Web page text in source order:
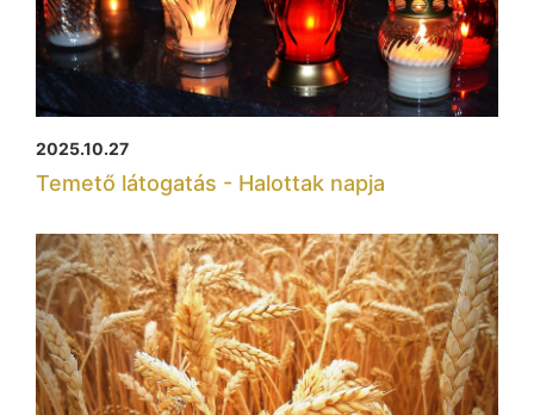
2025.10.27
Temető látogatás - Halottak napja